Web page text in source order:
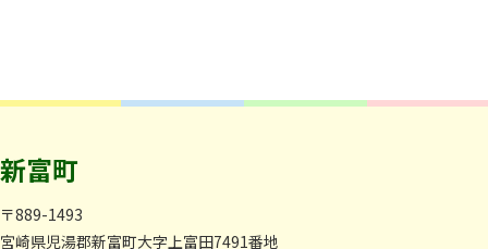
新富町
〒889-1493
宮崎県児湯郡新富町大字上富田7491番地